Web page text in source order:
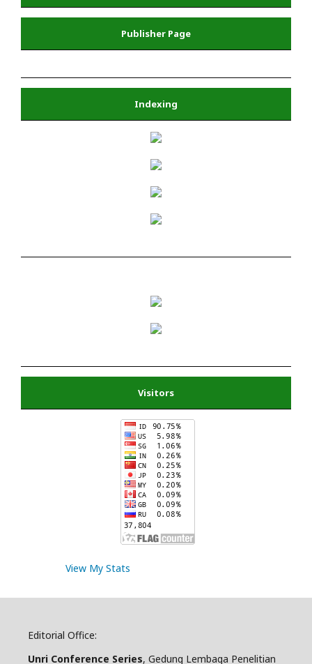
Publisher Page
Indexing
Visitors
View My Stats
Editorial Office:
Unri Conference Series, Gedung Lembaga Penelitian